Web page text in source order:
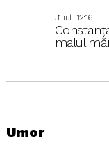
31 iul.. 12:16
malul
Umor